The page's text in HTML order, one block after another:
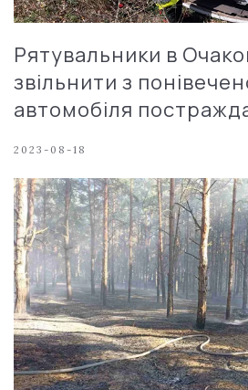
Рятувальники в
звільнити з
автомобіля
2023-08-18